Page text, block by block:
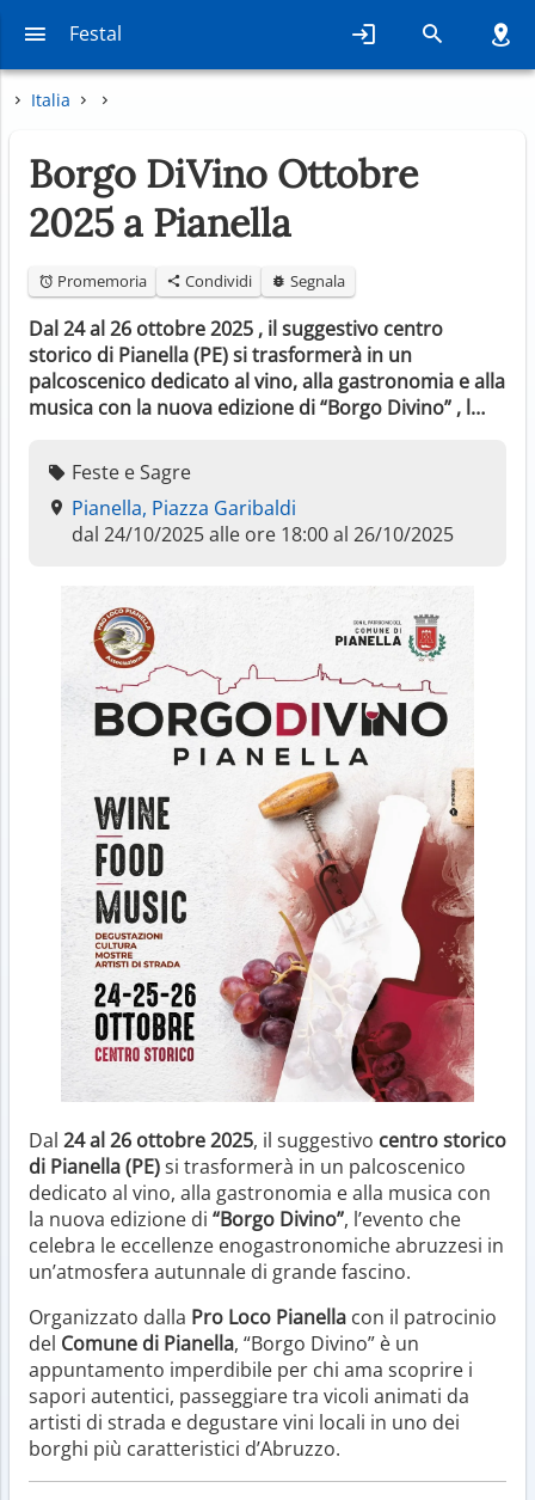
Festal
Italia
Borgo DiVino Ottobre
2025 a Pianella
Promemoria Condividi Segnala
Dal 24 al 26 ottobre 2025 , il suggestivo centro
storico di Pianella (PE) si trasformerà in un
palcoscenico dedicato al vino, alla gastronomia e alla
musica con la nuova edizione di “Borgo Divino” , l…
Feste e Sagre
Pianella, Piazza Garibaldi
dal 24/10/2025 alle ore 18:00 al 26/10/2025
Dal 24 al 26 ottobre 2025, il suggestivo centro storico
di Pianella (PE)si trasformerà in un palcoscenico
dedicato al vino, alla gastronomia e alla musica con
la nuova edizione di “Borgo Divino”, l’evento che
celebra le eccellenze enogastronomiche abruzzesi in
un’atmosfera autunnale di grande fascino.
Organizzato dalla Pro Loco Pianella con il patrocinio
del Comune di Pianella, “Borgo Divino” è un
appuntamento imperdibile per chi ama scoprire i
sapori autentici, passeggiare tra vicoli animati da
artisti di strada e degustare vini locali in uno dei
borghi più caratteristici d’Abruzzo.